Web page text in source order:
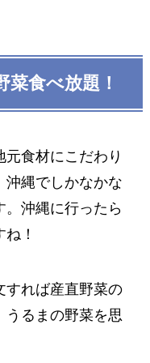
食べ放題！
食材にこだわり
沖縄でしかなかな
。沖縄に行ったら
！
れば産直野菜の
うるまの野菜を思